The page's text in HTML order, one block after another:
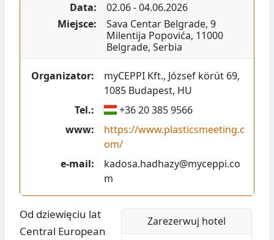
Data: 02.06-04.06.2026
Miejsce:
Sava Centar Belgrade, 9
Milentija Popovića, 11000
Belgrade, Serbia
Organizator: myCEPPI Kft., József körút 69,
1085 Budapest, HU
Tel.:
+36 20 385 9566
www:
https://www.plasticsmeeting.c
om/
e-mail:
kadosa.hadhazy@myceppi.co
m
Zarezerwuj hotel
Od dziewięciu lat
Central European